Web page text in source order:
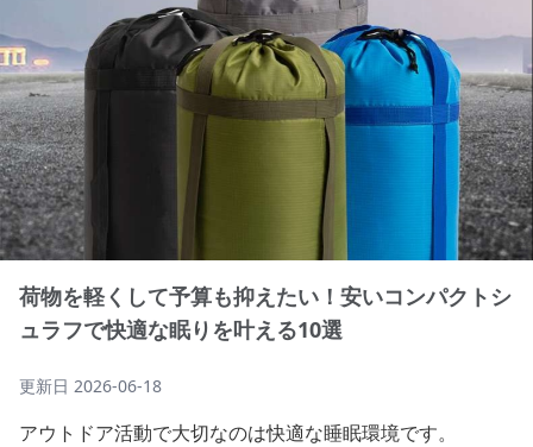
荷物を軽くして予算も抑えたい！安いコンパクトシ
ュラフで快適な眠りを叶える10選
更新日 2026-06-18
アウトドア活動で大切なのは快適な睡眠環境です。